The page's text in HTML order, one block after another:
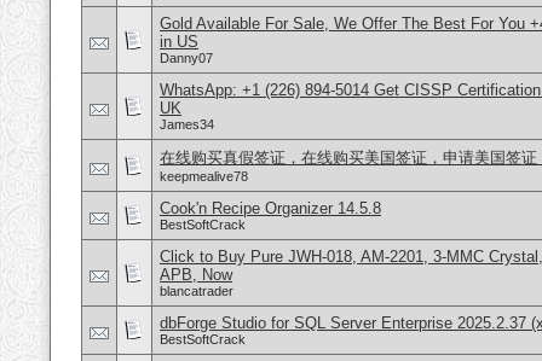
Gold Available For Sale, We Offer The Best For You
in US
Danny07
WhatsApp: +1 (226) 894-5014​ Get CISSP
UK
James34
在线购买真假签证，在线购买美国签证，申请美国签
keepmealive78
Cook'n Recipe Organizer 14.5.8
BestSoftCrack
Click to Buy Pure JWH-018, AM-2201, 3-MMC
APB, Now
blancatrader
dbForge Studio for SQL Server Enterprise 2025.2.37
BestSoftCrack